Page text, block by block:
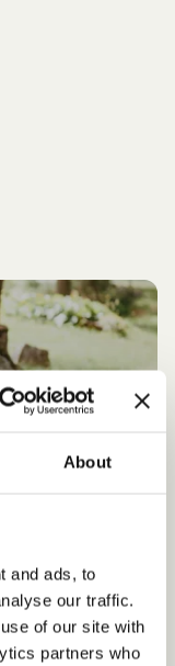
About
and ads, to
our traffic.
of our site with
partners who
NEU